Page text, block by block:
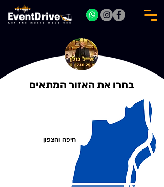
בחרו את האזור המתאים
חיפה והצפון